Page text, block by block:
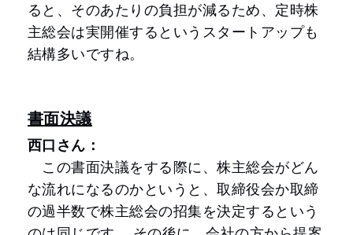
ると、そのあたりの負担が減るため、定時株
主総会は実開催するというスタートアップも
結構多いですね。
書面決議
西口さん：
この書面決議をする際に、株主総会がどん
な流れになるのかというと、取締役会か取締
の過半数で株主総会の招集を決定するという